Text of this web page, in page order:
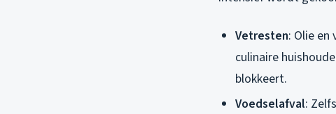
Vetresten: Olie en
culinaire
blokkeert.
Voedselafval: